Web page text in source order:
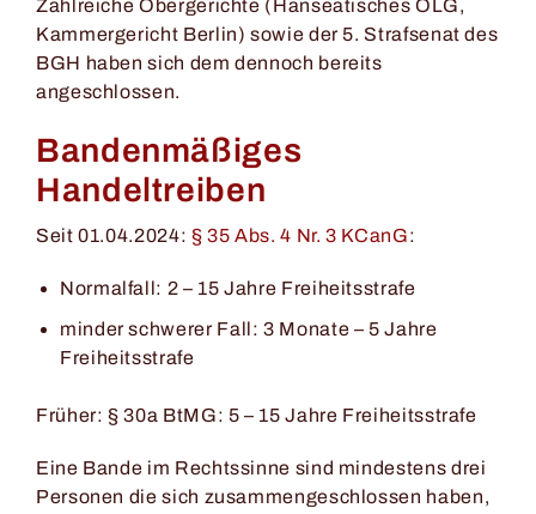
Zahlreiche Obergerichte (Hanseatisches OLG,
Kammergericht Berlin) sowie der 5. Strafsenat des
BGH haben sich dem dennoch bereits
angeschlossen.
Bandenmäßiges
Handeltreiben
Seit 01.04.2024: § 35 Abs. 4 Nr. 3 KCanG:
Normalfall: 2 – 15 Jahre Freiheitsstrafe
minder schwerer Fall: 3 Monate – 5 Jahre
Freiheitsstrafe
Früher: § 30a BtMG: 5 – 15 Jahre Freiheitsstrafe
Eine Bande im Rechtssinne sind mindestens drei
Personen die sich zusammengeschlossen haben,